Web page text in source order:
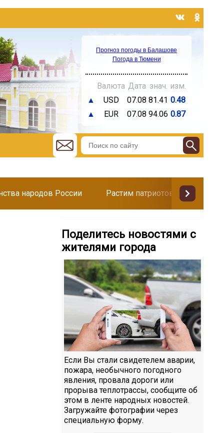
Прогноз погоды в Балашове
Погода в Тюмени
Валюта Дата знач. изм.
▲
USD 07.08 81.41 0.48
▲
EUR 07.08 94.06 0.87
народов России Растим патриотов
Поделитесь новостями с
жителями города
Если Вы стали свидетелем аварии,
пожара, необычного погодного
явления, провала дороги или
прорыва теплотрассы, сообщите об
этом в ленте народных новостей.
Загружайте фотографии через
специальную форму.